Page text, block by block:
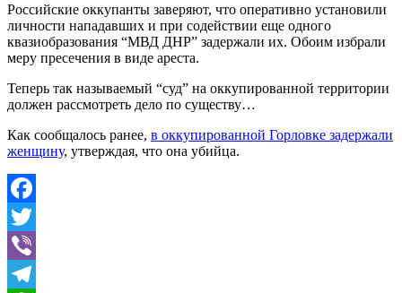
Российские оккупанты заверяют, что оперативно установили
личности нападавших и при содействии еще одного
квазиобразования “МВД ДНР” задержали их. Обоим избрали
меру пресечения в виде ареста.
Теперь так называемый “суд” на оккупированной территории
должен рассмотреть дело по существу…
Как сообщалось ранее, в оккупированной Горловке задержали
женщину, утверждая, что она убийца.
Facebook
Twitter
Viber